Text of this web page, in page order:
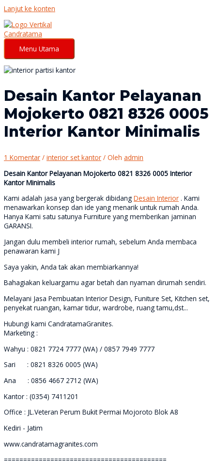
Lanjut ke konten
Menu Utama
Desain Kantor Pelayanan
Mojokerto 0821 8326 0005
Interior Kantor Minimalis
1 Komentar / interior set kantor / Oleh admin
Desain Kantor Pelayanan Mojokerto 0821 8326 0005 Interior
Kantor Minimalis
Kami adalah jasa yang bergerak dibidang Desain Interior . Kami
menawarkan konsep dan ide yang menarik untuk rumah Anda.
Hanya Kami satu satunya Furniture yang memberikan jaminan
GARANSI.
Jangan dulu membeli interior rumah, sebelum Anda membaca
penawaran kami J
Saya yakin, Anda tak akan membiarkannya!
Bahagiakan keluargamu agar betah dan nyaman dirumah sendiri.
Melayani Jasa Pembuatan Interior Design, Funiture Set, Kitchen set,
penyekat ruangan, kamar tidur, wardrobe, ruang tamu,dst...
Hubungi kami CandratamaGranites.
Marketing :
Wahyu : 0821 7724 7777 (WA) / 0857 7949 7777
Sari : 0821 8326 0005 (WA)
Ana : 0856 4667 2712 (WA)
Kantor : (0354) 7411201
Office : JL.Veteran Perum Bukit Permai Mojoroto Blok A8
Kediri - Jatim
www.candratamagranites.com
==========================================